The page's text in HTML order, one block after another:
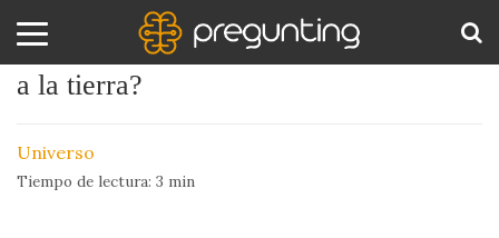
Amor
Sexo
¿Cuáles son las estrellas más próximas
a la tierra?
Universo
Tiempo de lectura: 3 min